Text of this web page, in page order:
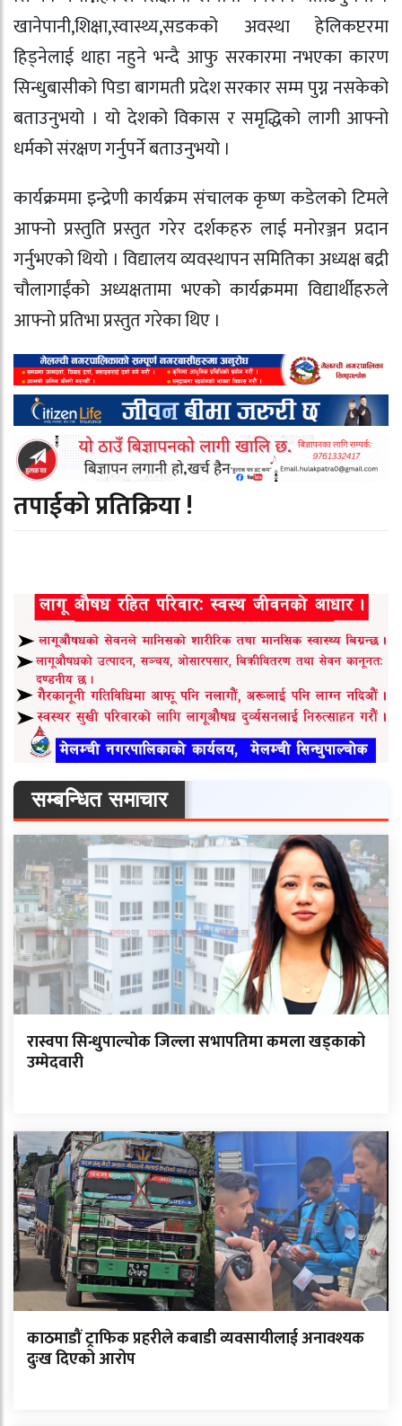
खानेपानी,शिक्षा,स्वास्थ्य,सडकको अवस्था हेलिकप्टरमा
हिड्नेलाई थाहा नहुने भन्दै आफु सरकारमा नभएका कारण
सिन्धुबासीको पिडा बागमती प्रदेश सरकार सम्म पुग्न नसकेको
बताउनुभयो । यो देशको विकास र समृद्धिको लागी आफ्नो
धर्मको संरक्षण गर्नुपर्ने बताउनुभयो ।
कार्यक्रममा इन्द्रेणी कार्यक्रम संचालक कृष्ण कडेलको टिमले
आफ्नो प्रस्तुति प्रस्तुत गरेर दर्शकहरु लाई मनोरञ्जन प्रदान
गर्नुभएको थियो । विद्यालय व्यवस्थापन समितिका अध्यक्ष बद्री
चौलागाईंको अध्यक्षतामा भएको कार्यक्रममा विद्यार्थीहरुले
आफ्नो प्रतिभा प्रस्तुत गरेका थिए ।
तपाईको प्रतिक्रिया !
सम्बन्धित समाचार
रास्वपा सिन्धुपाल्चोक जिल्ला सभापतिमा कमला खड्काको
उम्मेदवारी
काठमाडौं ट्राफिक प्रहरीले कबाडी व्यवसायीलाई अनावश्यक
दुःख दिएको आरोप